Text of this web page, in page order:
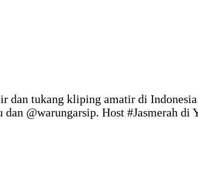
dan tukang kliping amatir di
@warungarsip. Host #Jasmerah di